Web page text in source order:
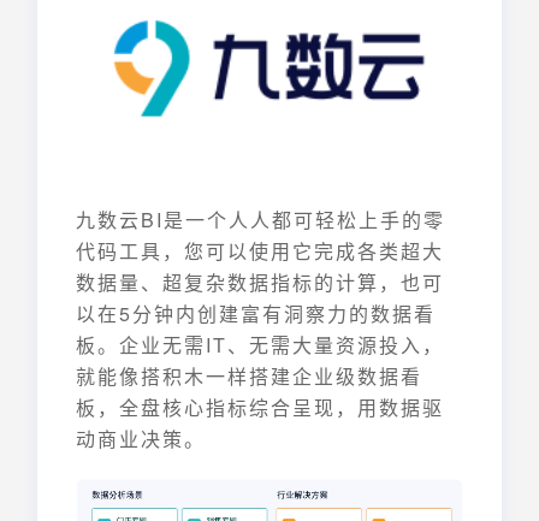
九数云BI是一个人人都可轻松上手的零
代码工具，您可以使用它完成各类超大
数据量、超复杂数据指标的计算，也可
以在5分钟内创建富有洞察力的数据看
板。企业无需IT、无需大量资源投入，
就能像搭积木一样搭建企业级数据看
板，全盘核心指标综合呈现，用数据驱
动商业决策。